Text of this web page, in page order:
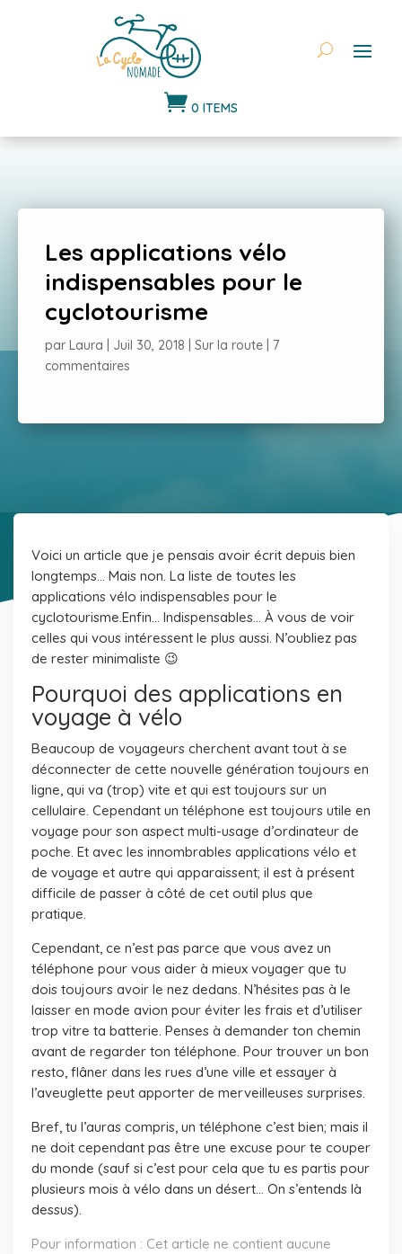
 0 ITEMS
Les applications vélo
indispensables pour le
cyclotourisme
par Laura Juil 30, 2018 Sur la route
7
commentaires
Voici un article que je pensais avoir écrit depuis bien
longtemps… Mais non. La liste de toutes les
applications vélo indispensables pour le
cyclotourisme.Enfin… Indispensables… À vous de voir
celles qui vous intéressent le plus aussi. N’oubliez pas
de rester minimaliste 😉
Pourquoi des applications en
voyage à vélo
Beaucoup de voyageurs cherchent avant tout à se
déconnecter de cette nouvelle génération toujours en
ligne, qui va (trop) vite et qui est toujours sur un
cellulaire. Cependant un téléphone est toujours utile en
voyage pour son aspect multi-usage d’ordinateur de
poche. Et avec les innombrables applications vélo et
de voyage et autre qui apparaissent; il est à présent
difficile de passer à côté de cet outil plus que
pratique.
Cependant, ce n’est pas parce que vous avez un
téléphone pour vous aider à mieux voyager que tu
dois toujours avoir le nez dedans. N’hésites pas à le
laisser en mode avion pour éviter les frais et d’utiliser
trop vitre ta batterie. Penses à demander ton chemin
avant de regarder ton téléphone. Pour trouver un bon
resto, flâner dans les rues d’une ville et essayer à
l’aveuglette peut apporter de merveilleuses surprises.
Bref, tu l’auras compris, un téléphone c’est bien; mais il
ne doit cependant pas être une excuse pour te couper
du monde (sauf si c’est pour cela que tu es partis pour
plusieurs mois à vélo dans un désert… On s’entends là
dessus).
Pour information : Cet article ne contient aucune